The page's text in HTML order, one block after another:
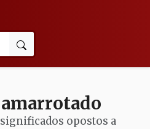
amarrotado
significados opostos a